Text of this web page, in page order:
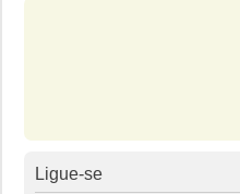
Ligue-se